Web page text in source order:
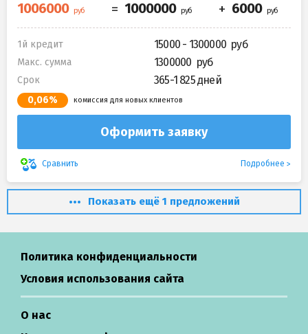
1й кредит 15000 - 1300000
Макс. сумма 1300000
Срок 365-1 825 дней
0,06% комиссия для новых клиентов
Оформить заявку
Сравнить Подробнее
Показать ещё 1 предложений
Политика конфиденциальности
Условия использования сайта
О нас